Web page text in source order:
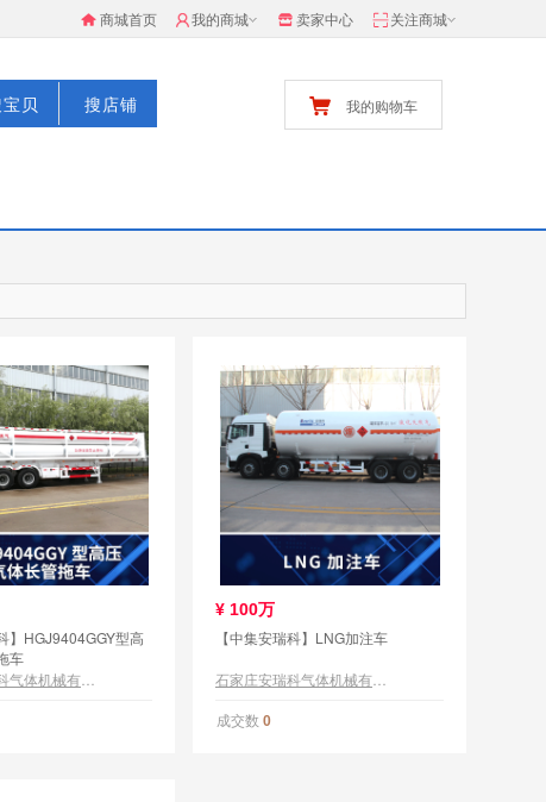
商城首页 我的商城 卖家中心 关注商城
搜店铺
贝 我的购物车
】HGJ9404GGY型高
车
¥ 100万
【中集安瑞科】LNG加注车
成交数 0